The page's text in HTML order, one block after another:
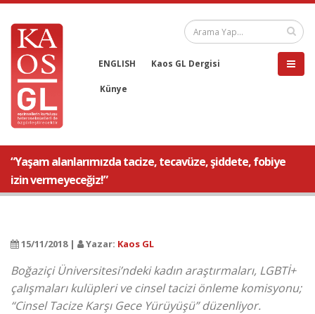
ENGLISH Kaos GL Dergisi
Künye
“Yaşam alanlarımızda tacize, tecavüze, şiddete, fobiye
izin vermeyeceğiz!”
15/11/2018 | Yazar: Kaos GL
Boğaziçi Üniversitesi’ndeki kadın araştırmaları, LGBTİ+
çalışmaları kulüpleri ve cinsel tacizi önleme komisyonu;
“Cinsel Tacize Karşı Gece Yürüyüşü” düzenliyor.